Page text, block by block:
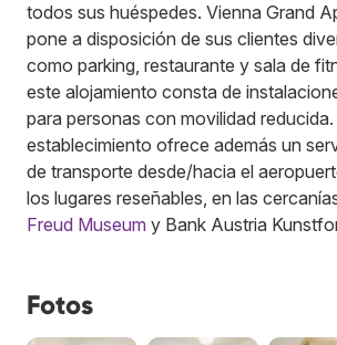
todos sus huéspedes. Vienna Grand
pone a disposición de sus clientes
como parking, restaurante y sala de
este alojamiento consta de
para personas con movilidad reducida.
establecimiento ofrece además un
de transporte desde/hacia el
los lugares reseñables, en las
Freud Museum y Bank Austria
Fotos